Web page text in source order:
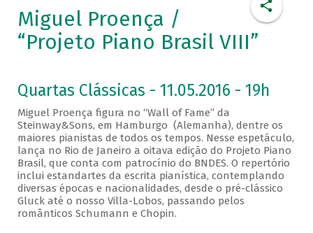
Miguel Proença /
“Projeto Piano Brasil VIII”
Quartas Clássicas - 11.05.2016 - 19h
Miguel Proença figura no “Wall of Fame” da
Steinway&Sons, em Hamburgo (Alemanha), dentre os
maiores pianistas de todos os tempos. Nesse espetáculo,
lança no Rio de Janeiro a oitava edição do Projeto Piano
Brasil, que conta com patrocínio do BNDES. O repertório
inclui estandartes da escrita pianística, contemplando
diversas épocas e nacionalidades, desde o pré-clássico
Gluck até o nosso Villa-Lobos, passando pelos
românticos Schumann e Chopin.